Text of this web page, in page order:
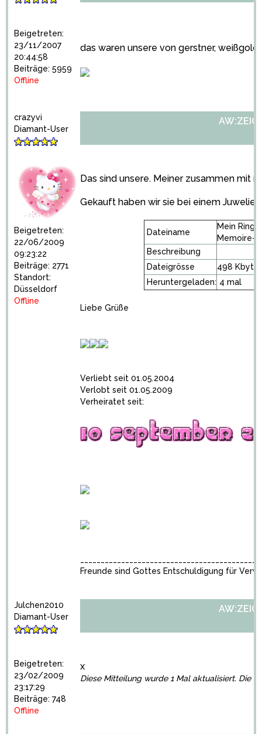
Beigetreten:
23/11/2007
20:44:58
Beiträge: 5959
Offline
das waren unsere von gerstner,
crazyvi
Diamant-User
Beigetreten:
22/06/2009
09:23:22
Beiträge: 2771
Standort:
Düsseldorf
Offline
Das sind unsere. Meiner zusammen mit
Gekauft haben wir sie bei einem
Dateiname
Mein Ring
Memoire-
Beschreibung
Dateigrösse
498
Heruntergeladen: 4 mal
Liebe Grüße
Verliebt seit 01.05.2004
Verlobt seit 01.05.2009
Verheiratet seit:
Freunde sind Gottes Entschuldigung für
Julchen2010
Diamant-User
Beigetreten:
23/02/2009
23:17:29
Beiträge: 748
Offline
x
Diese Mitteilung wurde 1 Mal aktualisiert. Die